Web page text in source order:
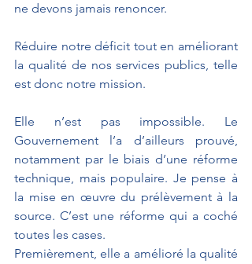
ne devons jamais renoncer.
Réduire notre déficit tout en améliorant
la qualité de nos services publics, telle
est donc notre mission.
Elle n’est pas impossible. Le
Gouvernement l’a d’ailleurs prouvé,
notamment par le biais d’une réforme
technique, mais populaire. Je pense à
la mise en œuvre du prélèvement à la
source. C’est une réforme qui a coché
toutes les cases.
Premièrement, elle a amélioré la qualité